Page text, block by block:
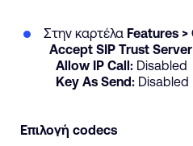
Στην καρτέλα Features
Accept SIP Trust Server
Allow IP Call: Disabled
Key As Send: Disabled
Επιλογή codecs